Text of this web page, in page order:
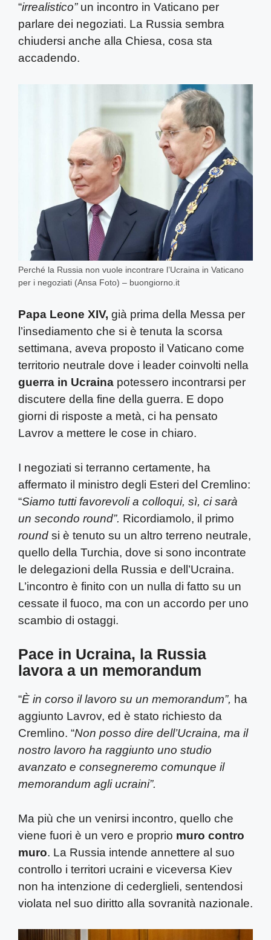
“irrealistico” un incontro in Vaticano per
parlare dei negoziati. La Russia sembra
chiudersi anche alla Chiesa, cosa sta
accadendo.
Perché la Russia non vuole incontrare l’Ucraina in Vaticano
per i negoziati (Ansa Foto) – buongiorno.it
Papa Leone XIV, già prima della Messa per
l’insediamento che si è tenuta la scorsa
settimana, aveva proposto il Vaticano come
territorio neutrale dove i leader coinvolti nella
guerra in Ucraina potessero incontrarsi per
discutere della fine della guerra. E dopo
giorni di risposte a metà, ci ha pensato
Lavrov a mettere le cose in chiaro.
I negoziati si terranno certamente, ha
affermato il ministro degli Esteri del Cremlino:
“Siamo tutti favorevoli a colloqui, sì, ci sarà
un secondo round”. Ricordiamolo, il primo
round si è tenuto su un altro terreno neutrale,
quello della Turchia, dove si sono incontrate
le delegazioni della Russia e dell’Ucraina.
L’incontro è finito con un nulla di fatto su un
cessate il fuoco, ma con un accordo per uno
scambio di ostaggi.
Pace in Ucraina, la Russia
lavora a un memorandum
“È in corso il lavoro su un memorandum”, ha
aggiunto Lavrov, ed è stato richiesto da
Cremlino. “Non posso dire dell’Ucraina, ma il
nostro lavoro ha raggiunto uno studio
avanzato e consegneremo comunque il
memorandum agli ucraini”.
Ma più che un venirsi incontro, quello che
viene fuori è un vero e proprio muro contro
muro. La Russia intende annettere al suo
controllo i territori ucraini e viceversa Kiev
non ha intenzione di cederglieli, sentendosi
violata nel suo diritto alla sovranità nazionale.